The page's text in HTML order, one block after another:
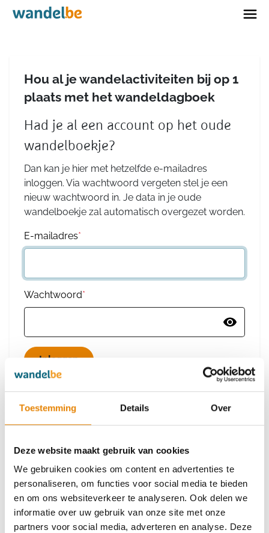
Toestemming Details Over
Deze website maakt gebruik van cookies
We gebruiken cookies om content en advertenties te
personaliseren, om functies voor social media te bieden
en om ons websiteverkeer te analyseren. Ook delen we
informatie over uw gebruik van onze site met onze
partners voor social media, adverteren en analyse. Deze
Home
Hou al je wandelactiviteiten bij op 1
plaats met het wandeldagboek
Had je al een account op het oude
wandelboekje?
Dan kan je hier met hetzelfde e-mailadres
inloggen. Via wachtwoord vergeten stel je een
nieuw wachtwoord in. Je data in je oude
wandelboekje zal automatisch overgezet worden.
E-mailadres*
Wachtwoord*
Heb je nog geen account?
Maak dan een nieuw account aan
Maak een nieuw account aan